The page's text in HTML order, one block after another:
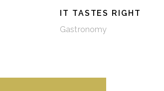
IT TASTES RIGHT
Gastronomy